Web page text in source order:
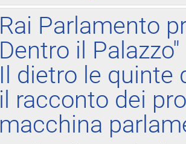
Rai Parlamento
Dentro il Palazzo"
Il dietro le quinte
il racconto dei
macchina